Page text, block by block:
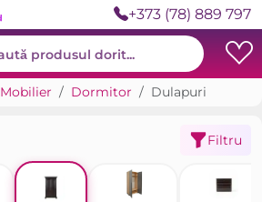
+373 (78) 889 797
Mobilier Dormitor Dulapuri
Filtru